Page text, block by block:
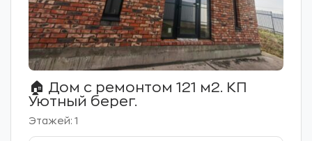
🏠 Дом с ремонтом 121 м2. КП
Уютный берег.
Этажей: 1